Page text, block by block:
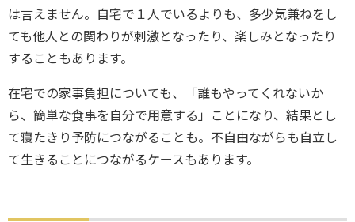
は言えません。自宅で１人でいるよりも、多少気兼ねをし
ても他人との関わりが刺激となったり、楽しみとなったり
することもあります。
在宅での家事負担についても、「誰もやってくれないか
ら、簡単な食事を自分で用意する」ことになり、結果とし
て寝たきり予防につながることも。不自由ながらも自立し
て生きることにつながるケースもあります。